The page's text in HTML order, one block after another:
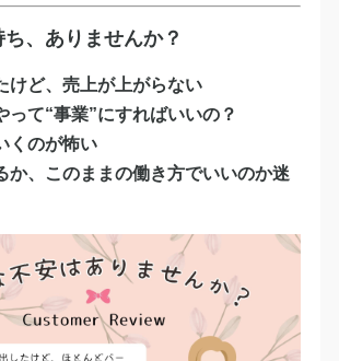
、ありませんか？
けど、売上が上がらない
って“事業”にすればいいの？
くのが怖い
か、このままの働き方でいいのか迷